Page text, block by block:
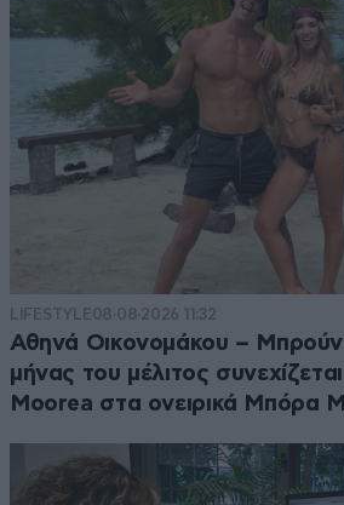
LIFESTYLE08·08·2026 11:32
Αθηνά Οικονομάκου –
μήνας του μέλιτος
Moorea στα ονειρικά Μπόρα